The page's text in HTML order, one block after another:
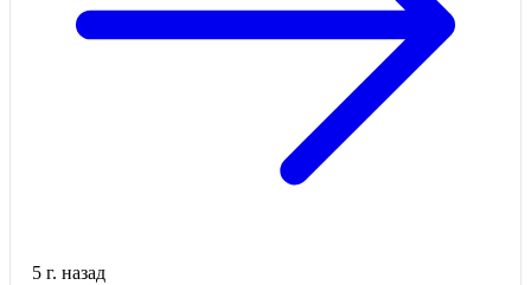
5 г. назад